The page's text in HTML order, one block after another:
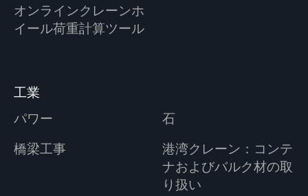
オンラインクレーンホ
イール荷重計算ツール
工業
パワー
石
橋梁工事
港湾クレーン：コンテ
ナおよびバルク材の取
り扱い